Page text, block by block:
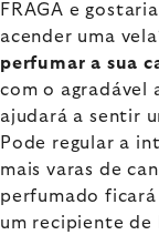
FRAGA e
acender uma
perfumar a sua
com o agradável
ajudará a sentir
Pode regular a
mais varas de
perfumado
um recipiente de